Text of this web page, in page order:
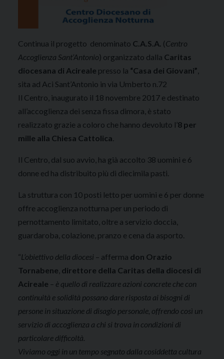
Continua il progetto denominato C.A.S.A. (Centro
Accoglienza Sant’Antonio) organizzato dalla Caritas
diocesana di Acireale presso la “Casa dei Giovani”
sita ad Aci Sant’Antonio in via Umberto n.72
Il Centro, inaugurato il 18 novembre 2017 e destinato
all’accoglienza dei senza fissa dimora, è stato
realizzato grazie a coloro che hanno devoluto l’8 per
mille alla Chiesa Cattolica.
Il Centro, dal suo avvio, ha già accolto 38 uomini e 6
donne ed ha distribuito più di diecimila pasti.
La struttura con 10 posti letto per uomini e 6 per donne
offre accoglienza notturna per un periodo di
pernottamento limitato, oltre a servizio doccia,
guardaroba, colazione, pranzo e cena da asporto.
“L’obiettivo della diocesi – afferma don Orazio
Tornabene direttore della Caritas della diocesi di
Acireale – è quello di realizzare azioni concrete che con
continuità e solidità possano dare risposta ai bisogni di
persone in situazione di disagio personale, offrendo così un
servizio di accoglienza a chi si trova in condizioni di
particolare difficoltà.
Viviamo oggi in un tempo segnato dalla cosiddetta cultura